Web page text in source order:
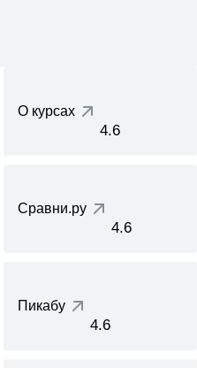
О курсах
4.6
Сравни.ру
4.6
Пикабу
4.6